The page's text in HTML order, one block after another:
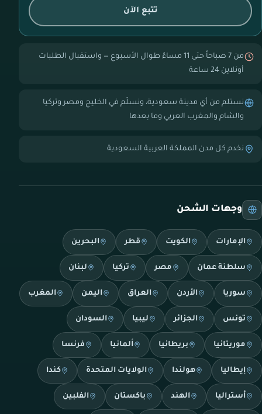
تتبع الآن
من 7 صباحاً حتى 11 مساءً طوال الأسبوع — واستقبال الطلبات
أونلاين 24 ساعة
نستلم من أي مدينة سعودية، ونسلّم في الخليج ومصر وتركيا
والشام والمغرب العربي وما بعدها
نخدم كل مدن المملكة العربية السعودية
وجهات الشحن
الإمارات الكويت قطر البحرين
سلطنة عمان مصر تركيا لبنان
سوريا الأردن العراق اليمن المغرب
تونس الجزائر ليبيا السودان
موريتانيا بريطانيا ألمانيا فرنسا
إيطاليا هولندا الولايات المتحدة كندا
أستراليا الهند باكستان الفلبين